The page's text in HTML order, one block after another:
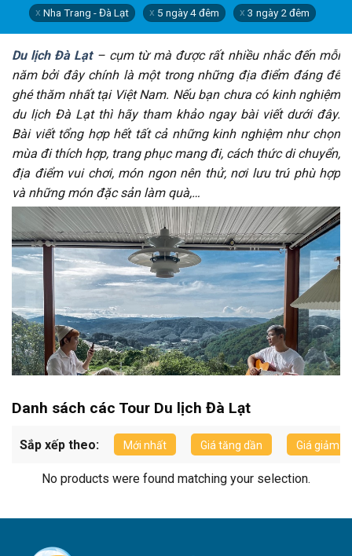
Nha Trang - Đà Lạt 5 ngày 4 đêm 3 ngày 2 đêm
Du lịch Đà Lạt– cụm từ mà được rất nhiều nhắc đến mỗi
năm bởi đây chính là một trong những địa điểm đáng để
ghé thăm nhất tại Việt Nam. Nếu bạn chưa có kinh nghiệm
du lịch Đà Lạt thì hãy tham khảo ngay bài viết dưới đây.
Bài viết tổng hợp hết tất cả những kinh nghiệm như chọn
mùa đi thích hợp, trang phục mang đi, cách thức di chuyển,
địa điểm vui chơi, món ngon nên thử, nơi lưu trú phù hợp
và những món đặc sản làm quà,…
Tư vấn chương trình tour chỉ sau 15 phút hoặc gọi Hotline
TƯ VẤN CHO TÔI
Danh sách các Tour Du lịch Đà Lạt
Sắp xếp theo: Mới nhất Giá tăng dần Giá giảm
No products were found matching your selection.